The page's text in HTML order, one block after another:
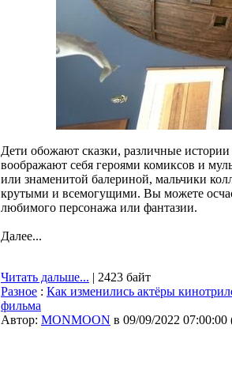
Дети обожают сказки, различные
воображают себя героями комиксов и
или знаменитой балериной, мальчики
крутыми и всемогущими. Вы можете
любимого персонажа или фантазии.
Далее...
Читать дальше... | 2423 байт
Разное : Как изменились актёры
фильма
Автор: MONMOON в 09/09/2022 07:00:00